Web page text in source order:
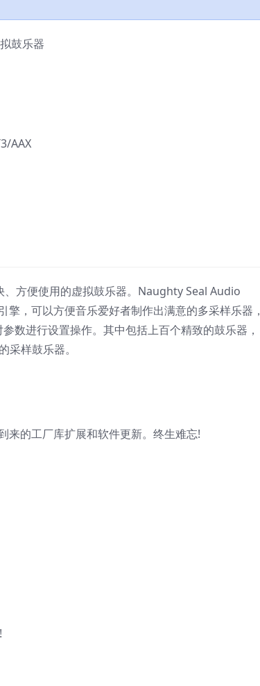
鼓乐器
AAX
、方便使用的虚拟鼓乐器。Naughty Seal Audio
，可以方便音乐爱好者制作出满意的多采样乐器，
进行设置操作。其中包括上百个精致的鼓乐器，
样鼓乐器。
的工厂库扩展和软件更新。终生难忘!